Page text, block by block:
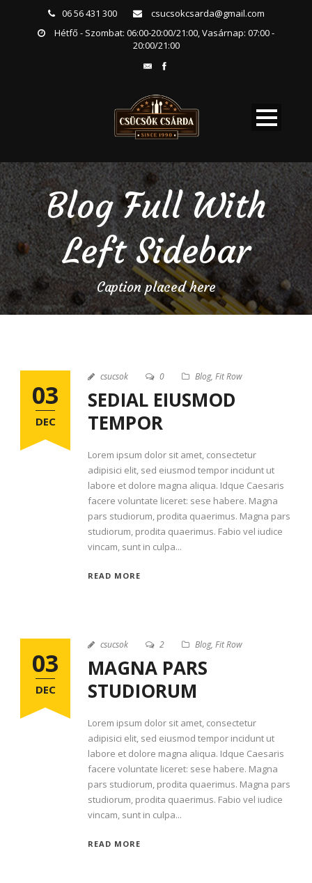
06 56 431 300
csucsokcsarda@gmail.com
Hétfő - Szombat: 06:00-20:00/21:00, Vasárnap: 07:00 -
20:00/21:00
Blog Full With
Left Sidebar
Caption placed here
03
DEC
csucsok 0 Blog, Fit Row
SEDIAL EIUSMOD
TEMPOR
Lorem ipsum dolor sit amet, consectetur
adipisici elit, sed eiusmod tempor incidunt ut
labore et dolore magna aliqua. Idque Caesaris
facere voluntate liceret: sese habere. Magna
pars studiorum, prodita quaerimus. Magna pars
studiorum, prodita quaerimus. Fabio vel iudice
vincam, sunt in culpa...
READ MORE
03
DEC
csucsok 2 Blog, Fit Row
MAGNA PARS
STUDIORUM
Lorem ipsum dolor sit amet, consectetur
adipisici elit, sed eiusmod tempor incidunt ut
labore et dolore magna aliqua. Idque Caesaris
facere voluntate liceret: sese habere. Magna
pars studiorum, prodita quaerimus. Magna pars
studiorum, prodita quaerimus. Fabio vel iudice
vincam, sunt in culpa...
READ MORE